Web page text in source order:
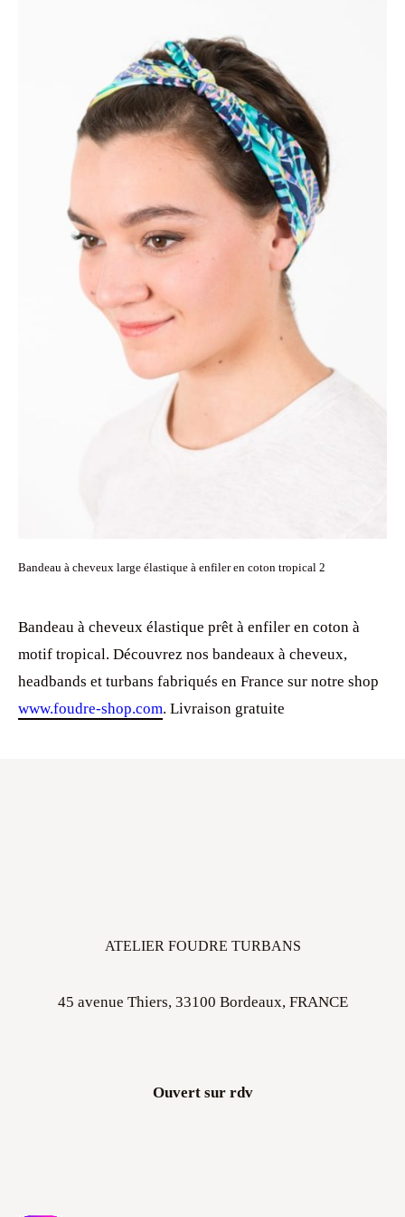
Bandeau à cheveux large élastique à enfiler en coton tropical 2
Bandeau à cheveux élastique prêt à enfiler en coton à
motif tropical. Découvrez nos bandeaux à cheveux,
headbands et turbans fabriqués en France sur notre shop
www.foudre-shop.com. Livraison gratuite
ATELIER FOUDRE TURBANS
45 avenue Thiers, 33100 Bordeaux, FRANCE
Ouvert sur rdv